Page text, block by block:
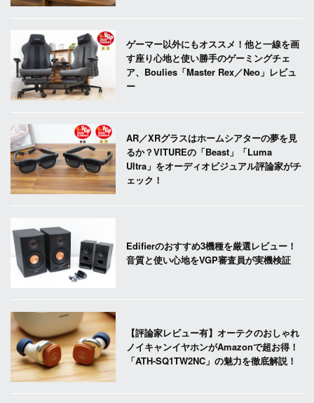
ゲーマー以外にもオススメ！他と一線を画
す座り心地と使い勝手のゲーミングチェ
ア、Boulies「Master Rex／Neo」レビュ
ー
AR／XRグラスはホームシアターの夢を見
るか？VITUREの「Beast」「Luma
Ultra」をオーディオビジュアル評論家がチ
ェック！
Edifierのおすすめ3機種を厳選レビュー！
音質と使い心地をVGP審査員が実機検証
【評論家レビュー有】オーテクのおしゃれ
ノイキャンイヤホンがAmazonで超お得！
「ATH-SQ1TW2NC」の魅力を徹底解説！